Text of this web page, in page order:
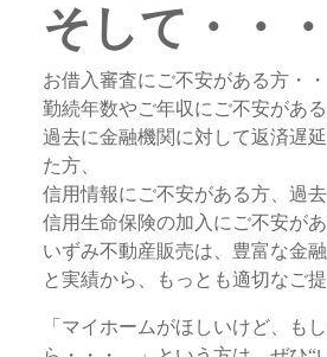
そして・・・
お借入審査にご不安がある方・・
勤続年数やご年収にご不安がある
過去に金融機関に対して返済遅
た方、
信用情報にご不安がある方、過
信用生命保険の加入にご不安が
いずみ不動産販売は、豊富な金
と実績から、もっとも適切なご
「マイホームがほしいけど、も